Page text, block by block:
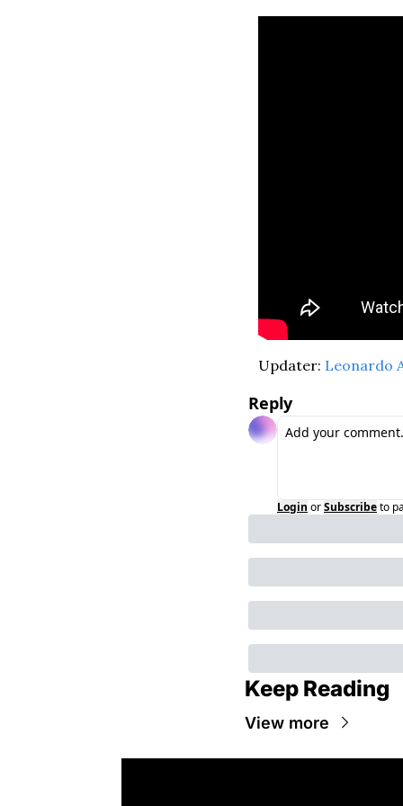
Updater: Leonardo
Reply
Login orSubscribeto
Keep Reading
View more